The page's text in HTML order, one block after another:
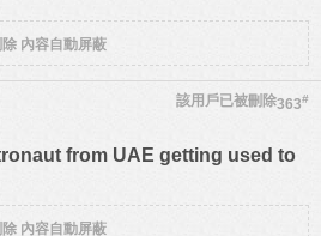
內容自動屏蔽
363#
該用戶已被刪除
from UAE getting used to
內容自動屏蔽